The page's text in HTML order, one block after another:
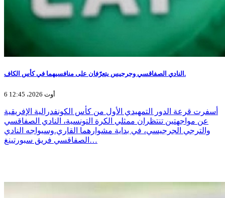
النادي الصفاقسي وجرجيس يتعرّفان على منافسيهما في كأس الكاف.
6 أوت 2026، 12:45
أسفرت قرعة الدور التمهيدي الأول من كأس الكونفدرالية الإفريقية
عن مواجهتين تنتظران ممثلي الكرة التونسية، النادي الصفاقسي
والترجي الجرجيسي، في بداية مشوارهما القاري.وسيواجه النادي
الصفاقسي فريق سبورتينغ…